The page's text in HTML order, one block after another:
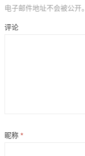
电子邮件地址不会被公开。
评论
昵称 *